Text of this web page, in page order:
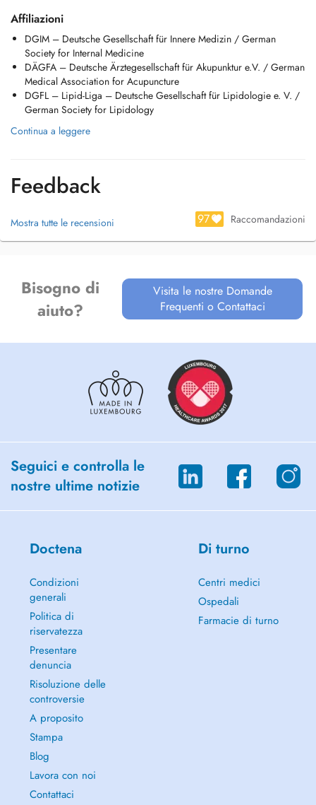
- modern ultrasound diagnostics (abdomen, thyroid, carotid arteries,
leg vessels (veins and arteries), thorax)
- infectious disease and travel medicine
- prevention/check-ups,
- evaluation of abnormal liver function tests,
- vaccination advice,
- driver's license and insurance examination.
Languages: German, English & Luxembourgish
Un centre médical pluridisciplinaire au Findel. Parcours de soin.
Parcours de prévention.
Affiliazioni
DGIM – Deutsche Gesellschaft für Innere Medizin / German
Society for Internal Medicine
DÄGFA – Deutsche Ärztegesellschaft für Akupunktur e.V. / German
Medical Association for Acupuncture
DGFL – Lipid-Liga – Deutsche Gesellschaft für Lipidologie e. V. /
German Society for Lipidology
Continua a leggere
Feedback
Mostra tutte le recensioni 97 Raccomandazioni
Bisogno di
aiuto?
Visita le nostre Domande
Frequenti o Contattaci
Seguici e controlla le
nostre ultime notizie
Doctena
Condizioni
generali
Politica di
riservatezza
Presentare
denuncia
Risoluzione delle
controversie
A proposito
Stampa
Blog
Lavora con noi
Contattaci
Di turno
Centri medici
Ospedali
Farmacie di turno